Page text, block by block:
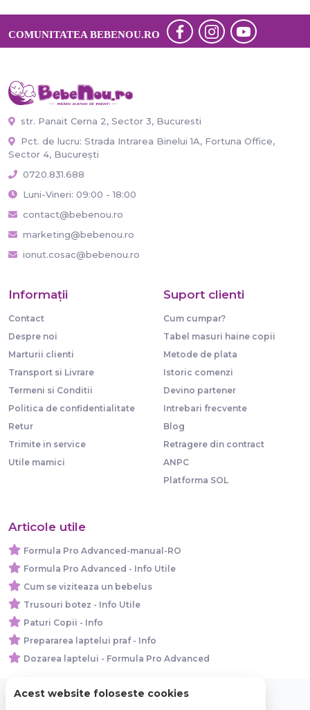
COMUNITATEA BEBENOU.RO
str. Panait Cerna 2, Sector 3, Bucuresti
Pct. de lucru: Strada Intrarea Binelui 1A, Fortuna Office,
Sector 4, București
0720.831.688
Luni-Vineri: 09:00 - 18:00
contact@bebenou.ro
marketing@bebenou.ro
ionut.cosac@bebenou.ro
Informaţii
Contact
Despre noi
Marturii clienti
Transport si Livrare
Termeni si Conditii
Politica de confidentialitate
Retur
Trimite in service
Utile mamici
Suport clienti
Cum cumpar?
Tabel masuri haine copii
Metode de plata
Istoric comenzi
Devino partener
Intrebari frecvente
Blog
Retragere din contract
ANPC
Platforma SOL
Articole utile
Formula Pro Advanced-manual-RO
Formula Pro Advanced - Info Utile
Cum se viziteaza un bebelus
Trusouri botez - Info Utile
Paturi Copii - Info
Prepararea laptelui praf - Info
Dozarea laptelui - Formula Pro Advanced
Acest website foloseste cookies